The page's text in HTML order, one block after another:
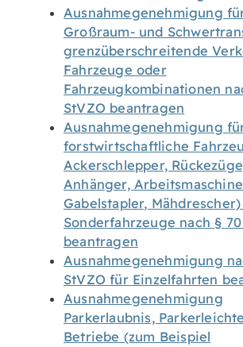
Ausnahmegenehmigung
Großraum- und
grenzüberschreitende
Fahrzeuge oder
Fahrzeugkombinationen
StVZO beantragen
Ausnahmegenehmigung
forstwirtschaftliche
Ackerschlepper,
Anhänger,
Gabelstapler,
Sonderfahrzeuge nach §
beantragen
Ausnahmegenehmigung
StVZO für Einzelfahrten
Ausnahmegenehmigung
Parkerlaubnis,
Betriebe (zum Beispiel